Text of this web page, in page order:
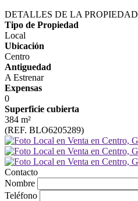
DETALLES DE LA PROPIEDAD
Tipo de Propiedad
Local
Ubicación
Centro
Antiguedad
A Estrenar
Expensas
0
Superficie cubierta
384 m²
(REF. BLO6205289)
Contacto
Nombre
Teléfono